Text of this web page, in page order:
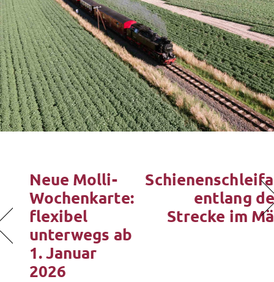
Neue Molli-
Wochenkarte:
flexibel
unterwegs ab
1. Januar
2026
entlang
Strecke im